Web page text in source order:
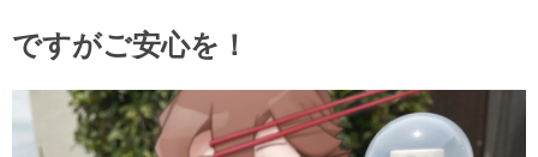
ですがご安心を！